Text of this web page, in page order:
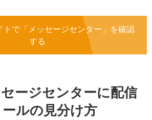
で「メッセージセンター」を確認
する
ージセンターに配信
ルの見分け方